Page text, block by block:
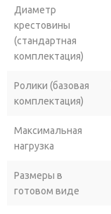
Диаметр
крестовины
(стандартная
комплектация)
Ролики (базовая
комплектация)
Максимальная
нагрузка
Размеры в
готовом виде